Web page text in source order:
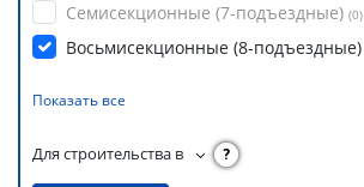
Семисекционные (7-подъездные) (0)
Восьмисекционные (8-подъездные)
Показать все
Для строительства в ?